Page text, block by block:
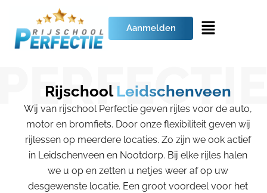
Aanmelden
Rijschool Leidschenveen
Wij van rijschool Perfectie geven rijles voor de auto,
motor en bromfiets. Door onze flexibiliteit geven wij
rijlessen op meerdere locaties. Zo zijn we ook actief
in Leidschenveen en Nootdorp. Bij elke rijles halen
we u op en zetten u netjes weer af op uw
desgewenste locatie. Een groot voordeel voor het